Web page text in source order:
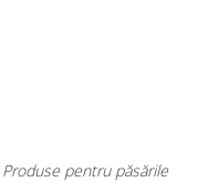
pentru păsările